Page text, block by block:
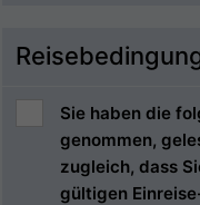
Sie haben die
genommen,
zugleich, dass
gültigen